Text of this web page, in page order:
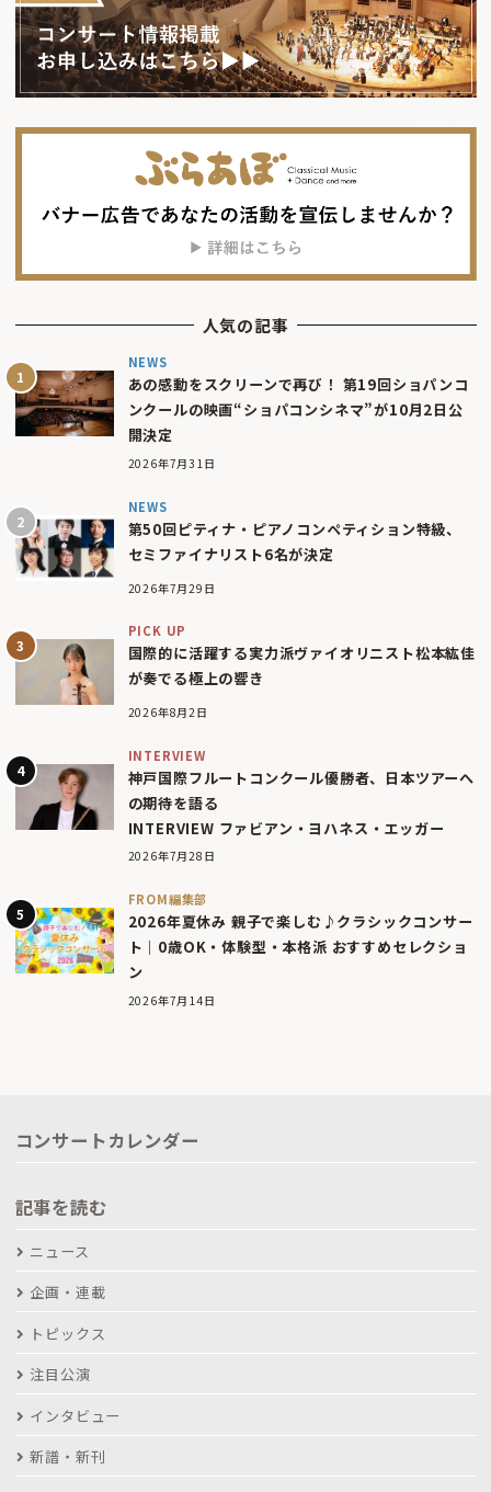
人気の記事
NEWS
あの感動をスクリーンで再び！ 第19回ショパンコ
ンクールの映画“ショパコンシネマ”が10月2日公
開決定
2026年7月31日
NEWS
第50回ピティナ・ピアノコンペティション特級、
セミファイナリスト6名が決定
2026年7月29日
PICK UP
国際的に活躍する実力派ヴァイオリニスト松本紘佳
が奏でる極上の響き
2026年8月2日
INTERVIEW
神戸国際フルートコンクール優勝者、日本ツアーへ
の期待を語る
INTERVIEW ファビアン・ヨハネス・エッガー
2026年7月28日
FROM編集部
2026年夏休み 親子で楽しむ♪クラシックコンサー
ト｜0歳OK・体験型・本格派 おすすめセレクショ
ン
2026年7月14日
コンサートカレンダー
記事を読む
ニュース
企画・連載
トピックス
注目公演
インタビュー
新譜・新刊